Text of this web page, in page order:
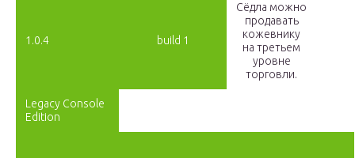
1.0.4 build 1
Сёдла можно
продавать
кожевнику
на третьем
уровне
торговли.
Legacy Console
Edition